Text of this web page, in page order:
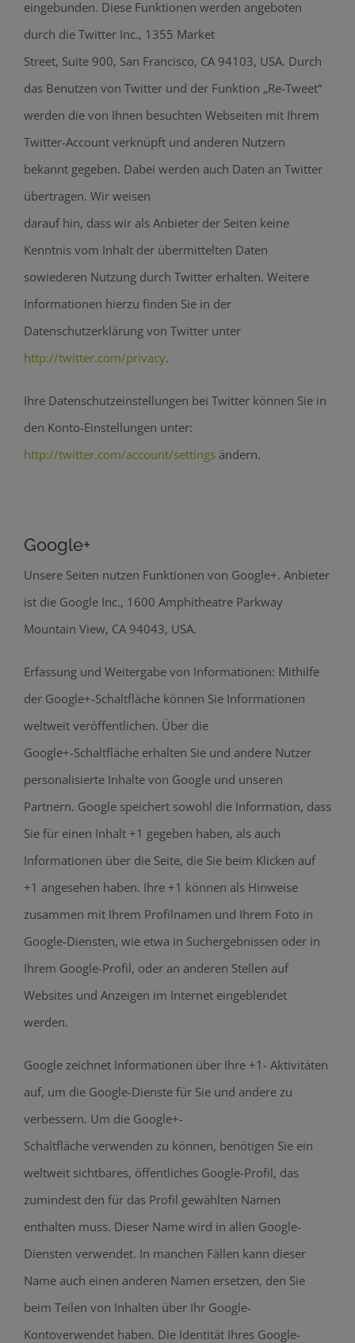
eingebunden. Diese Funktionen werden angeboten
durch die Twitter Inc., 1355 Market
Street, Suite 900, San Francisco, CA 94103, USA. Durch
das Benutzen von Twitter und der Funktion „Re-Tweet“
werden die von Ihnen besuchten Webseiten mit Ihrem
Twitter-Account verknüpft und anderen Nutzern
bekannt gegeben. Dabei werden auch Daten an Twitter
übertragen. Wir weisen
darauf hin, dass wir als Anbieter der Seiten keine
Kenntnis vom Inhalt der übermittelten Daten
sowiederen Nutzung durch Twitter erhalten. Weitere
Informationen hierzu finden Sie in der
Datenschutzerklärung von Twitter unter
http://twitter.com/privacy.
Ihre Datenschutzeinstellungen bei Twitter können Sie in
den Konto-Einstellungen unter:
http://twitter.com/account/settings ändern.
Google+
Unsere Seiten nutzen Funktionen von Google+. Anbieter
ist die Google Inc., 1600 Amphitheatre Parkway
Mountain View, CA 94043, USA.
Erfassung und Weitergabe von Informationen: Mithilfe
der Google+-Schaltfläche können Sie Informationen
weltweit veröffentlichen. Über die
Google+-Schaltfläche erhalten Sie und andere Nutzer
personalisierte Inhalte von Google und unseren
Partnern. Google speichert sowohl die Information, dass
Sie für einen Inhalt +1 gegeben haben, als auch
Informationen über die Seite, die Sie beim Klicken auf
+1 angesehen haben. Ihre +1 können als Hinweise
zusammen mit Ihrem Profilnamen und Ihrem Foto in
Google-Diensten, wie etwa in Suchergebnissen oder in
Ihrem Google-Profil, oder an anderen Stellen auf
Websites und Anzeigen im Internet eingeblendet
werden.
Google zeichnet Informationen über Ihre +1- Aktivitäten
auf, um die Google-Dienste für Sie und andere zu
verbessern. Um die Google+-
Schaltfläche verwenden zu können, benötigen Sie ein
weltweit sichtbares, öffentliches Google-Profil, das
zumindest den für das Profil gewählten Namen
enthalten muss. Dieser Name wird in allen Google-
Diensten verwendet. In manchen Fällen kann dieser
Name auch einen anderen Namen ersetzen, den Sie
beim Teilen von Inhalten über Ihr Google-
Kontoverwendet haben. Die Identität Ihres Google-